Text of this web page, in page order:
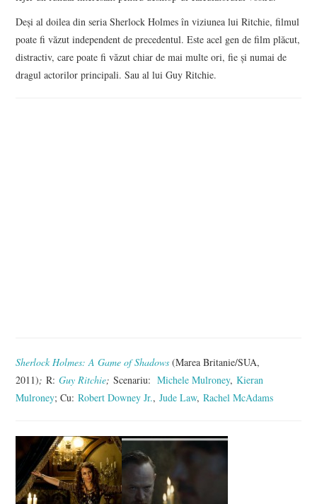
Deşi al doilea din seria Sherlock Holmes în viziunea lui Ritchie, filmul
poate fi văzut independent de precedentul. Este acel gen de film plăcut,
distractiv, care poate fi văzut chiar de mai multe ori, fie şi numai de
dragul actorilor principali. Sau al lui Guy Ritchie.
Sherlock Holmes: A Game of Shadows (Marea Britanie/SUA,
2011);R: Guy Ritchie;Scenariu:Michele Mulroney,Kieran
Mulroney; Cu:Robert Downey Jr.,Jude Law,Rachel McAdams